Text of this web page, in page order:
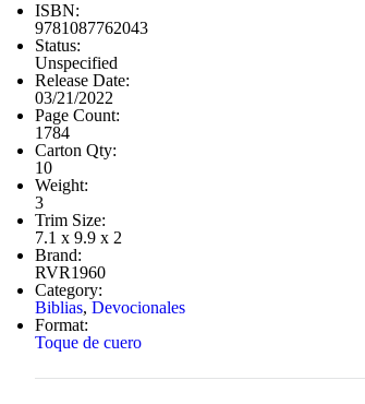
ISBN:
9781087762043
Status:
Unspecified
Release Date:
03/21/2022
Page Count:
1784
Carton Qty:
10
Weight:
3
Trim Size:
7.1 x 9.9 x 2
Brand:
RVR1960
Category:
Biblias, Devocionales
Format:
Toque de cuero